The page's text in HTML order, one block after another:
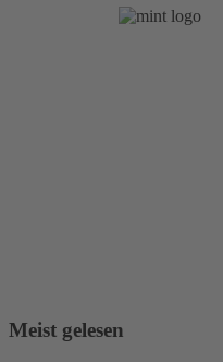
Meist gelesen